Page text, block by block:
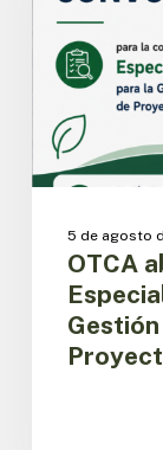
Gestión
Información
de
Programas
5 de agosto
OTCA